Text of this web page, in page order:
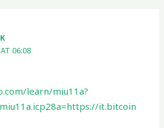
06:08
learn/miu11a?
it.bitcoin